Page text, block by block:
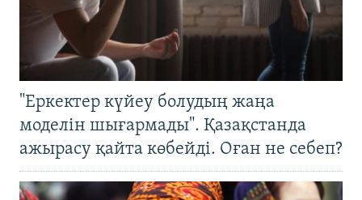
"Еркектер күйеу болудың жаңа
моделін шығармады". Қазақстанда
ажырасу қайта көбейді. Оған не себеп?